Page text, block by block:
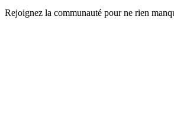
Rejoignez la communauté pour ne rien